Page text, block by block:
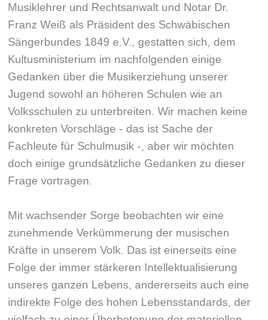
Musiklehrer und Rechtsanwalt und Notar Dr.
Franz Weiß als Präsident des Schwäbischen
Sängerbundes 1849 e.V., gestatten sich, dem
Kultusministerium im nachfolgenden einige
Gedanken über die Musikerziehung unserer
Jugend sowohl an höheren Schulen wie an
Volksschulen zu unterbreiten. Wir machen keine
konkreten Vorschläge - das ist Sache der
Fachleute für Schulmusik -, aber wir möchten
doch einige grundsätzliche Gedanken zu dieser
Frage vortragen.
Mit wachsender Sorge beobachten wir eine
zunehmende Verkümmerung der musischen
Kräfte in unserem Volk. Das ist einerseits eine
Folge der immer stärkeren Intellektualisierung
unseres ganzen Lebens, andererseits auch eine
indirekte Folge des hohen Lebensstandards, der